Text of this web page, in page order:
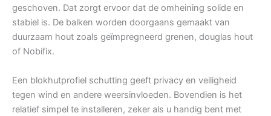
geschoven. Dat zorgt ervoor dat de omheining solide en
stabiel is. De balken worden doorgaans gemaakt van
duurzaam hout zoals geïmpregneerd grenen, douglas hout
of Nobifix.
Een blokhutprofiel schutting geeft privacy en veiligheid
tegen wind en andere weersinvloeden. Bovendien is het
relatief simpel te installeren, zeker als u handig bent met